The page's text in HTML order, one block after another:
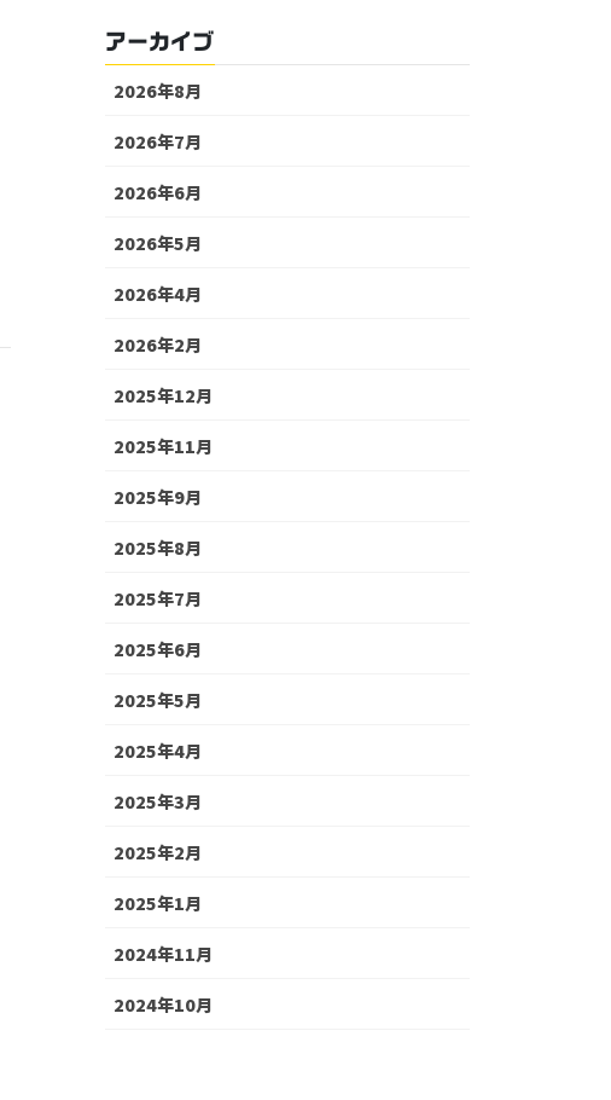
アーカイブ
2026年8月
2026年7月
2026年6月
2026年5月
2026年4月
2026年2月
2025年12月
2025年11月
2025年9月
2025年8月
2025年7月
2025年6月
2025年5月
2025年4月
2025年3月
2025年2月
2025年1月
2024年11月
2024年10月